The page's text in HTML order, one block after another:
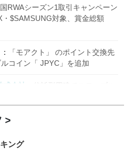
RWAシーズン1取引キャンペーン
・$SAMSUNG対象、賞金総額
「モアクト」 のポイント交換先
コイン「 JPYC」を追加
式会社
信託型円建てステーブル
ング